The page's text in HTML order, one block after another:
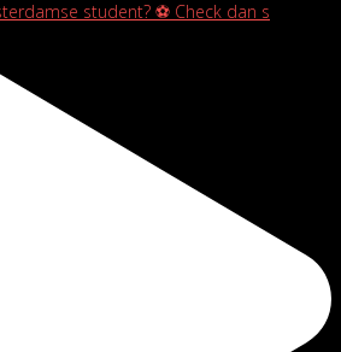
student? ⚽️ Check dan s